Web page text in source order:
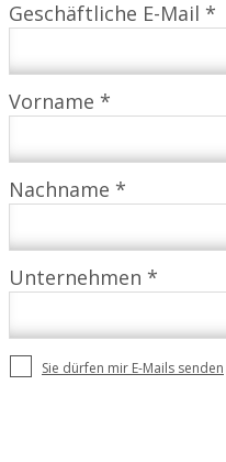
Geschäftliche E-Mail *
Vorname *
Nachname *
Unternehmen *
Sie dürfen mir E-Mails senden